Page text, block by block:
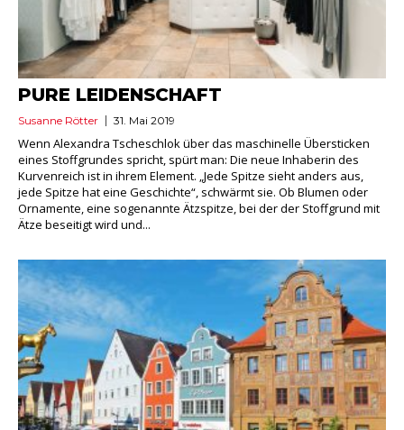
PURE LEIDENSCHAFT
Susanne Rötter 31. Mai 2019
Wenn Alexandra Tscheschlok über das maschinelle Übersticken
eines Stoffgrundes spricht, spürt man: Die neue Inhaberin des
Kurvenreich ist in ihrem Element. „Jede Spitze sieht anders aus,
jede Spitze hat eine Geschichte“, schwärmt sie. Ob Blumen oder
Ornamente, eine sogenannte Ätzspitze, bei der der Stoffgrund mit
Ätze beseitigt wird und...